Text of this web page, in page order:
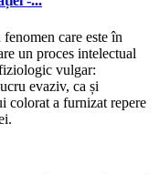
care este în
un proces intelectual
vulgar:
evaziv, ca și
colorat a furnizat repere